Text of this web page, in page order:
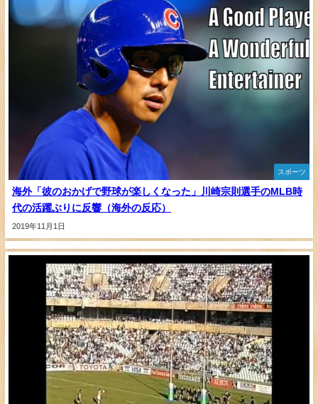
スポーツ
海外「彼のおかげで野球が楽しくなった」川崎宗則選手のMLB時
代の活躍ぶりに反響（海外の反応）
2019年11月1日